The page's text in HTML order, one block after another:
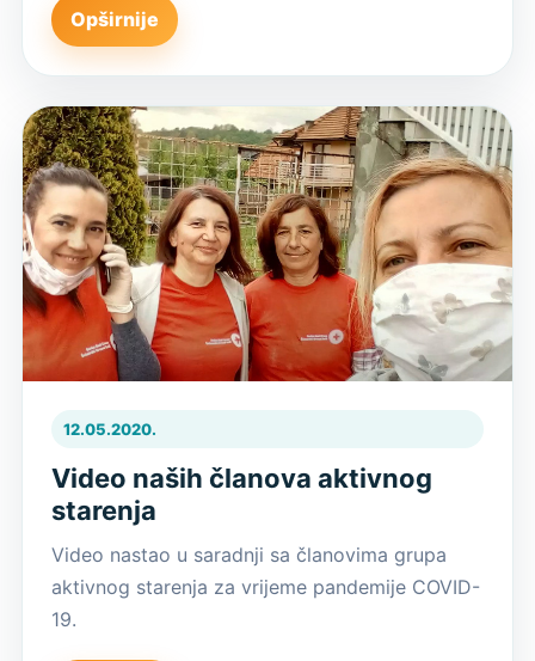
Opširnije
12.05.2020.
Video naših članova aktivnog
starenja
Video nastao u saradnji sa članovima grupa
aktivnog starenja za vrijeme pandemije COVID-
19.